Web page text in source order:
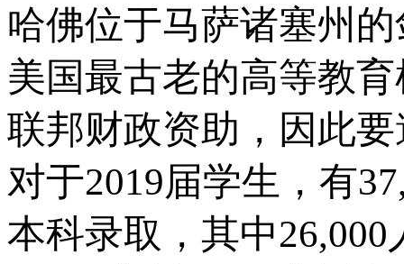
哈佛位于马萨诸塞州
美国最古老的高等教
联邦财政资助，因此
对于2019届学生，有
本科录取，其中